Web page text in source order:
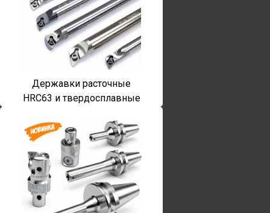
Державки расточные
HRC63 и твердосплавные